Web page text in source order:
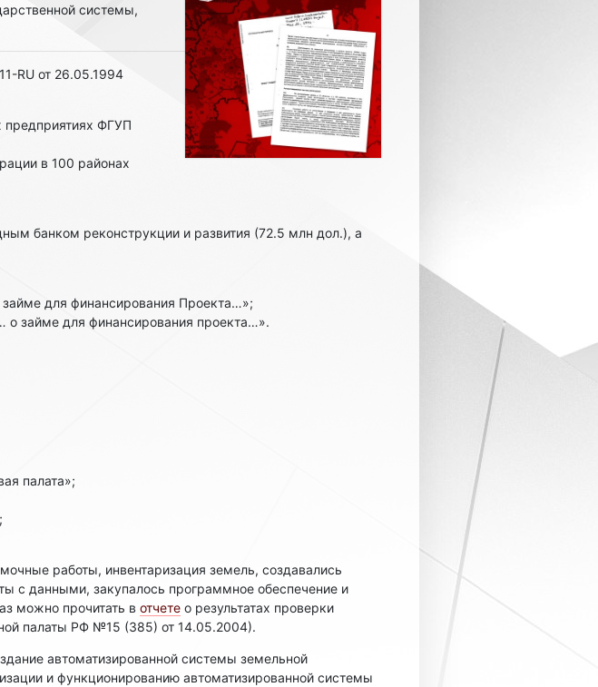
системы,
RU от 26.05.1994
предприятиях ФГУП
в 100 районах
банком реконструкции и развития (72.5 млн дол.), а
для финансирования Проекта…»;
займе для финансирования проекта…».
палата»;
работы, инвентаризация земель, создавались
с данными, закупалось программное обеспечение и
можно прочитать в отчете о результатах проверки
палаты РФ №15 (385) от 14.05.2004).
автоматизированной системы земельной
и функционированию автоматизированной системы